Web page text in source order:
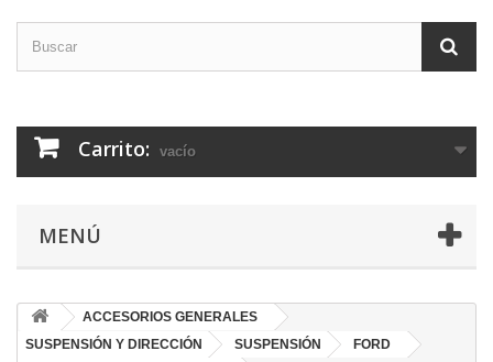
Carrito: vacío
MENÚ
ACCESORIOS GENERALES
SUSPENSIÓN Y DIRECCIÓN
SUSPENSIÓN
FORD